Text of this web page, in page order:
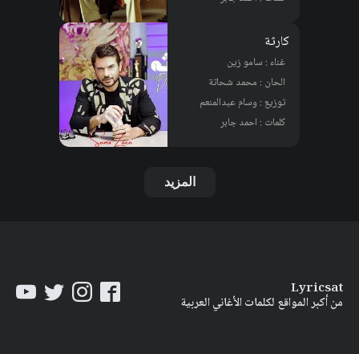
كارثة
غناء : سامو زين
الحان : محمد شحاتة
توزيع : وسام عبدالمنعم
كلمات : احمد جابر
المزيد
Lyricsat
من أكبر المواقع لكلمات الأغاني العربية